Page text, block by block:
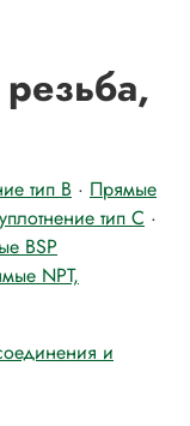
тип B · Прямые
тип C ·
BSP
NPT,
и